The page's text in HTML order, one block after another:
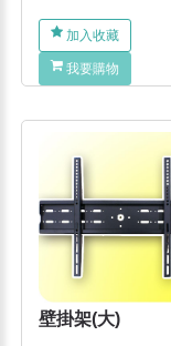
加入收藏
我要購物
壁掛架(大)